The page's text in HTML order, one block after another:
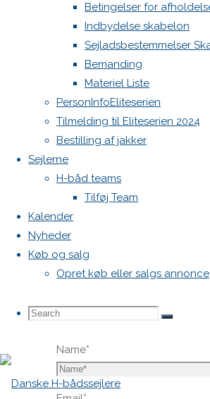
Betingelser for
Indbydelse skabelon
Sejladsbestemmelser
Bemanding
Materiel Liste
PersonInfoEliteserien
Tilmelding til Eliteserien 2024
Bestilling af jakker
Sejlerne
H-båd teams
Tilføj Team
Kalender
Nyheder
Køb og salg
Opret køb eller salgs annonce
Search
Search
Search
Din e-
mailadresse
vil ikke
blive
publiceret.
Krævede
felter er
markeret
med
*
Comment
Name*